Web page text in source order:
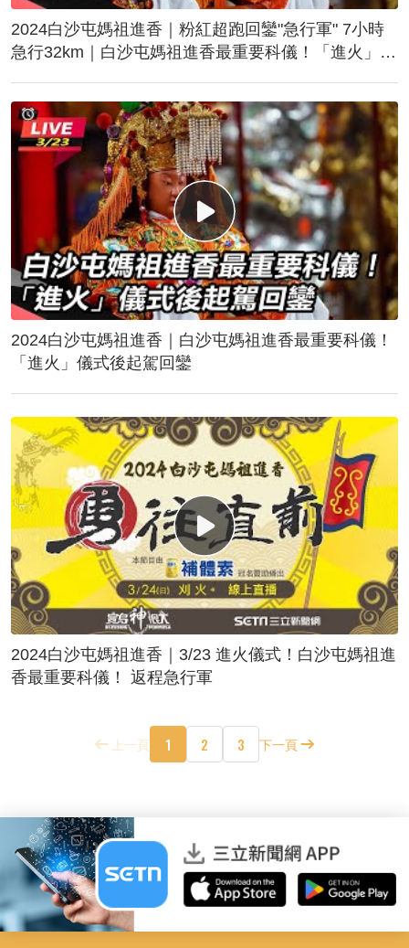
2024白沙屯媽祖進香｜粉紅超跑回鑾"急行軍" 7小時
急行32km｜白沙屯媽祖進香最重要科儀！「進火」儀
2024白沙屯媽祖進香｜白沙屯媽祖進香最重要科儀！
「進火」儀式後起駕回鑾
2024白沙屯媽祖進香｜3/23 進火儀式！白沙屯媽祖進
香最重要科儀！ 返程急行軍
上一頁 1 2 3 下一頁